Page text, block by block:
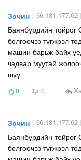
Зочин [ 66.181.177.62 ]
Баянбүрдийн
болгоочээ түгжрэл
машин барьж байх
чадвар муутай
шүү
0 0
Зочин [ 66.181.177.62 ]
Баянбүрдийн
болгоочээ түгжрэл